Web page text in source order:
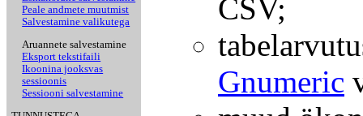
Peale andmete muutmist
Salvestamine valikutega
Aruannete salvestamine
Eksport tekstifaili
Ikoonina jooksvas
sessioonis
Sessiooni salvestamine
CSV;
Gnumeric